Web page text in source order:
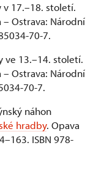
v 17.–18. století.
– Ostrava: Národní
70-7.
ve 13.–14. století.
– Ostrava: Národní
70-7.
náhon
hradby. Opava
ISBN 978-